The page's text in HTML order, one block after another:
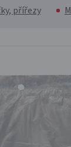
přířezy